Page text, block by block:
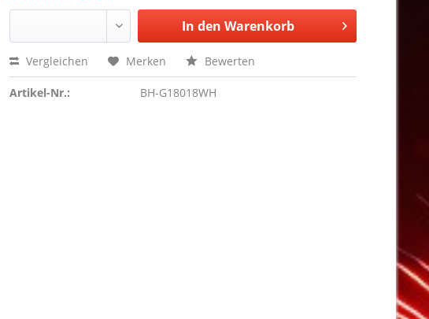
In den Warenkorb
Vergleichen Merken Bewerten
Artikel-Nr.: BH-G18018WH